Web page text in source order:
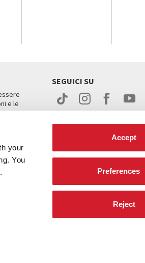
your
You
Accept
Preferences
Reject
e le
SEGUICI SU